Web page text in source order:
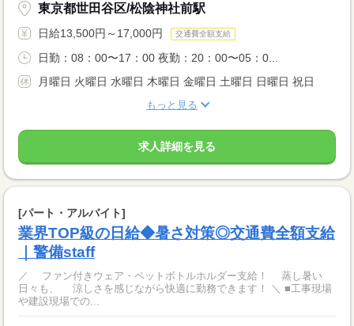
東京都世田谷区/松陰神社前駅
日給13,500円～17,000円 交通費全額支給
日勤：08：00〜17：00 夜勤：20：00〜05：0...
月曜日 火曜日 水曜日 木曜日 金曜日 土曜日 日曜日 祝日
もっと見る
求人詳細を見る
[パート・アルバイト]
業界TOP級の日給◆暑さ対策◎交通費全額支給
｜警備staff
／ ファン付きウェア・ペットボトルホルダー支給！ 蒸し暑い
日々も、 涼しさを感じながら快適に勤務できます！ ＼ ■工事現場
や建設現場での...